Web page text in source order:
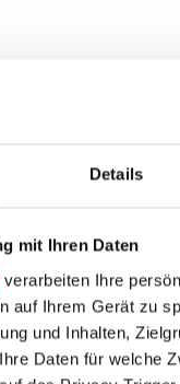
Details
mit Ihren Daten
verarbeiten Ihre
auf Ihrem Gerät zu
und Inhalten,
Daten für welche